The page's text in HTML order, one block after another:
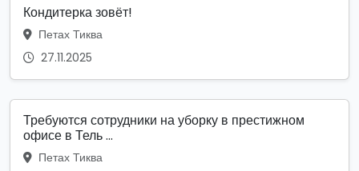
Кондитерка зовёт!
Петах Тиква
27.11.2025
Требуются сотрудники на уборку в престижном
офисе в Тель ...
Петах Тиква